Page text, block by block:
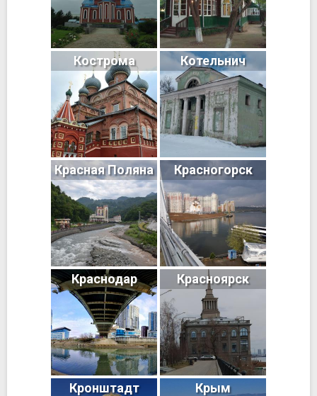
Кострома Котельнич
Красная Поляна Красногорск
Краснодар Красноярск
Кронштадт Крым